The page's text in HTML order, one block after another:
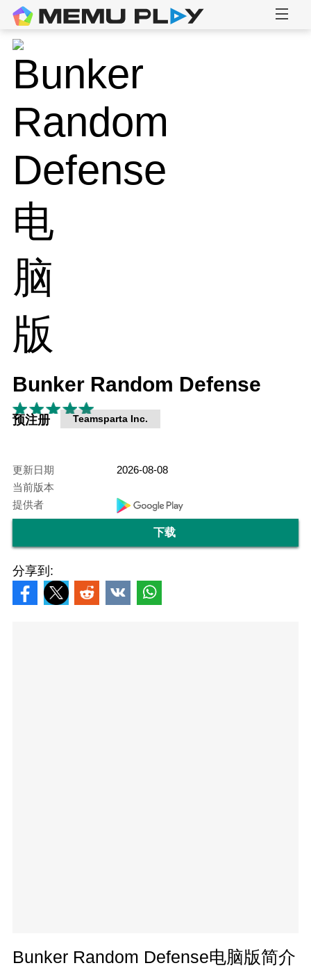
Bunker Random Defense
预注册 Teamsparta Inc.
更新日期
2026-08-08
当前版本
提供者
下载
分享到:
Bunker Random Defense电脑版简介